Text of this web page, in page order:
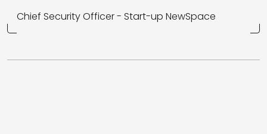
Chief Security Officer - Start-up NewSpace